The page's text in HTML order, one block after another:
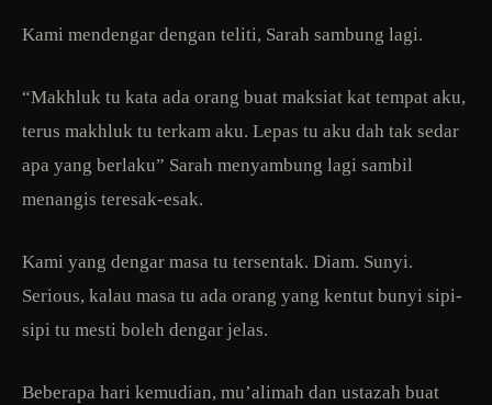
Kami mendengar dengan teliti, Sarah sambung lagi.
“Makhluk tu kata ada orang buat maksiat kat tempat aku,
terus makhluk tu terkam aku. Lepas tu aku dah tak sedar
apa yang berlaku” Sarah menyambung lagi sambil
menangis teresak-esak.
Kami yang dengar masa tu tersentak. Diam. Sunyi.
Serious, kalau masa tu ada orang yang kentut bunyi sipi-
sipi tu mesti boleh dengar jelas.
Beberapa hari kemudian, mu’alimah dan ustazah buat